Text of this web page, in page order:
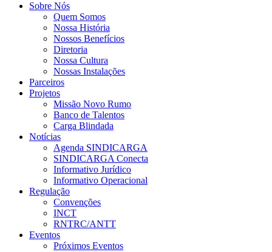
Sobre Nós
Quem Somos
Nossa História
Nossos Benefícios
Diretoria
Nossa Cultura
Nossas Instalações
Parceiros
Projetos
Missão Novo Rumo
Banco de Talentos
Carga Blindada
Notícias
Agenda SINDICARGA
SINDICARGA Conecta
Informativo Jurídico
Informativo Operacional
Regulação
Convenções
INCT
RNTRC/ANTT
Eventos
Próximos Eventos